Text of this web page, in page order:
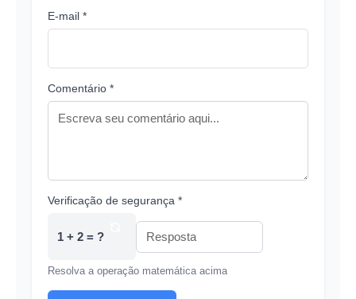
E-mail *
Comentário *
Verificação de segurança *
1 + 2 = ?
Resolva a operação matemática acima